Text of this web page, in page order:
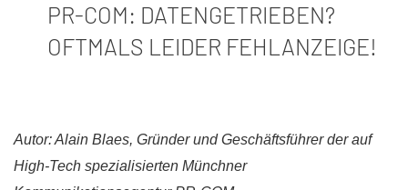
PR-COM: DATENGETRIEBEN?
OFTMALS LEIDER FEHLANZEIGE!
Autor: Alain Blaes, Gründer und Geschäftsführer der auf
High-Tech spezialisierten Münchner